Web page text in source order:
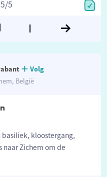
5/5
Volg
België
kloostergang,
naar Zichem om de